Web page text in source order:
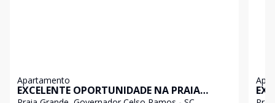
Apartamento
EXCELENTE OPORTUNIDADE NA PRAIA